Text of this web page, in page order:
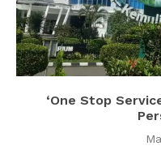
‘One Stop